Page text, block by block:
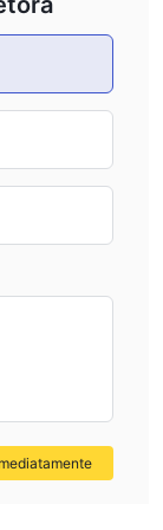
referência
de 2,5 pips
pips na conta
plataforma de
é a
depositar e
a moeda e é de